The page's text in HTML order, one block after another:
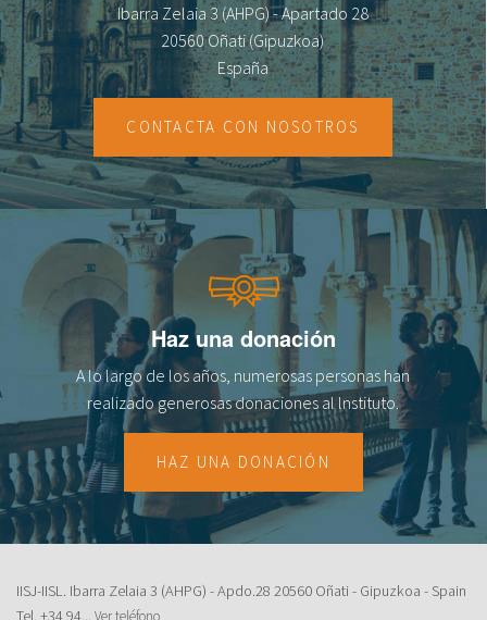
16
18
19
20
23
Ibarra Zelaia 3 (AHPG) - Apartado 28
20560 Oñati (Gipuzkoa)
España
CONTACTA CON NOSOTROS
Haz una donación
A lo largo de los años, numerosas personas han
realizado generosas donaciones al lnstituto.
HAZ UNA DONACIÓN
IISJ-IISL. Ibarra Zelaia 3 (AHPG) - Apdo.28 20560 Oñati - Gipuzkoa - Spain
Tel. +34 94... Ver teléfono